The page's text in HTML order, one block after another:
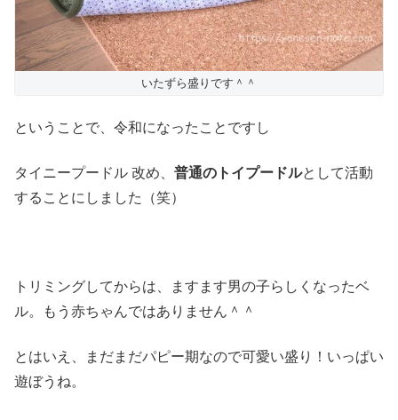
いたずら盛りです＾＾
ということで、令和になったことですし
タイニープードル 改め、 普通のトイプードルとして活動
することにしました（笑）
トリミングしてからは、ますます男の子らしくなったベ
ル。もう赤ちゃんではありません＾＾
とはいえ、まだまだパピー期なので可愛い盛り！いっぱい
遊ぼうね。